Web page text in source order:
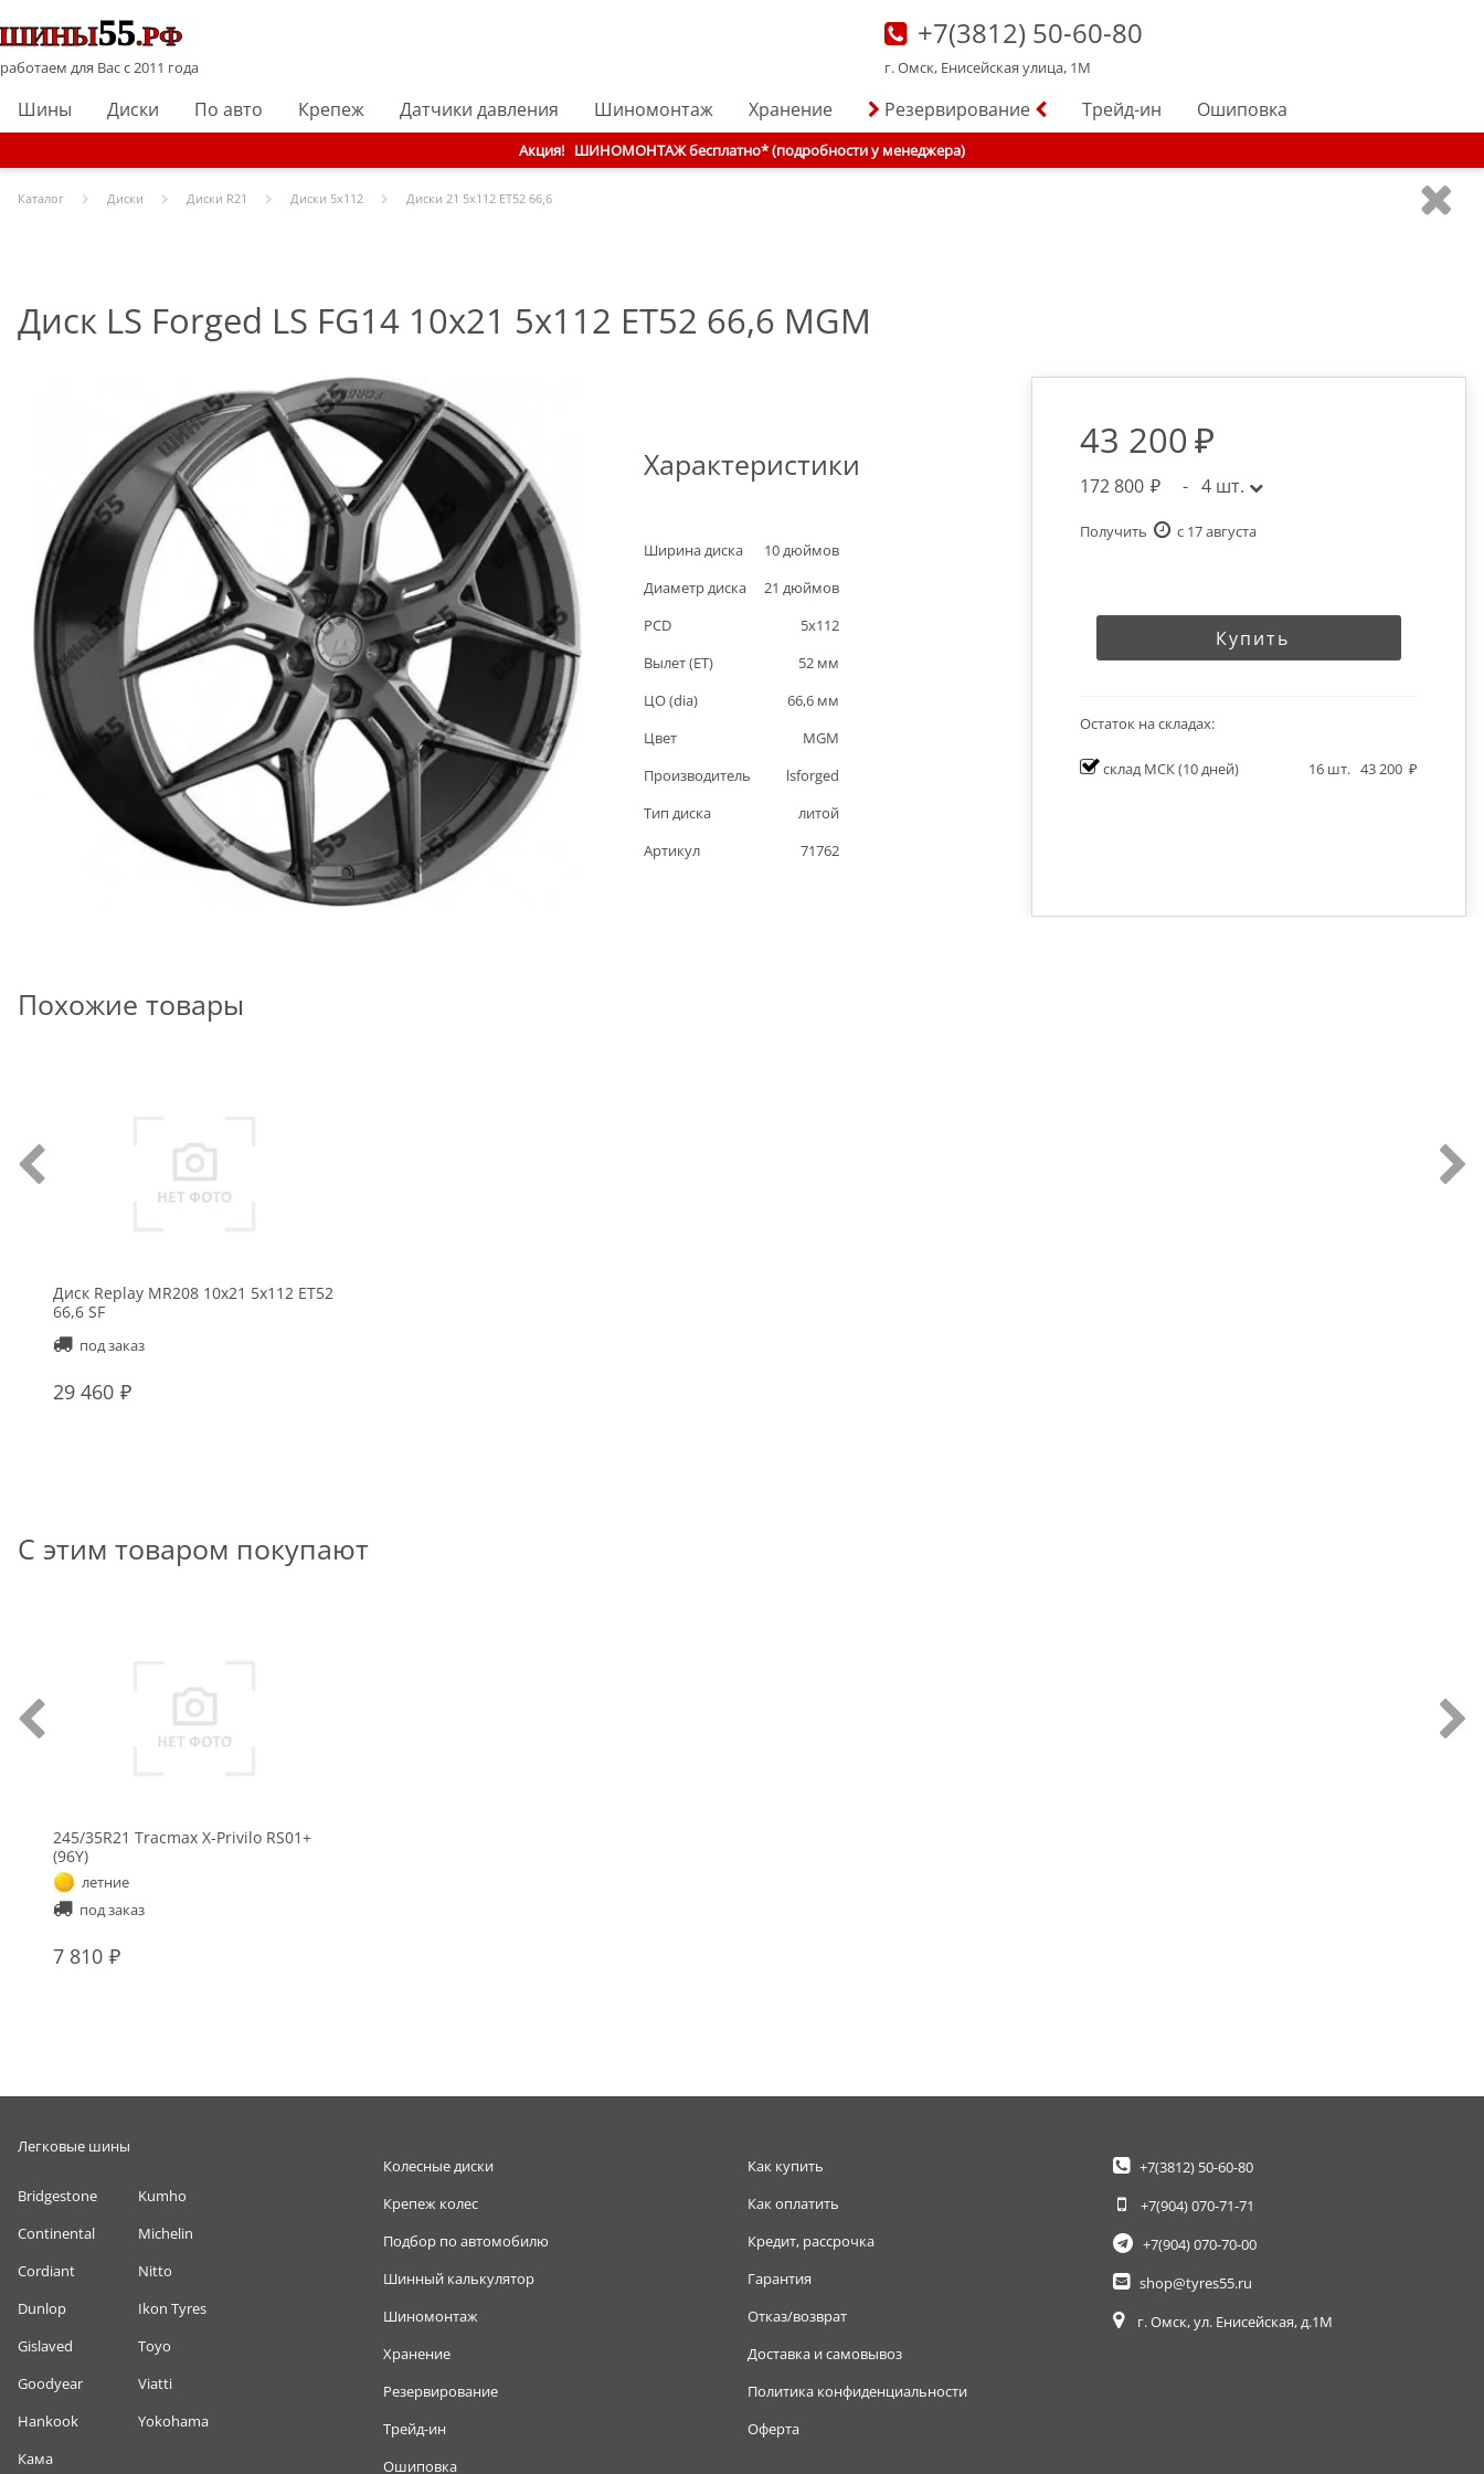
работаем для Вас с 2011 года
+7(3812) 50-60-80
г. Омск, Енисейская улица, 1М
Шины Диски По авто Крепеж Датчики давления Шиномонтаж Хранение Резервирование Трейд-ин Ошиповка
Акция! ШИНОМОНТАЖ бесплатно* (подробности у менеджера)
Каталог Диски Диски R21 Диски 5x112 Диски 21 5x112 ET52 66,6
Диск LS Forged LS FG14 10x21 5x112 ET52 66,6 MGM
Характеристики
Ширина диска 10дюймов
Диаметр диска
21 дюймов
PCD
5x112
Вылет (ET)
52 мм
ЦО (dia)
66,6 мм
Цвет
MGM
Производитель
lsforged
Тип диска
литой
Артикул
71762
43 200
172 800 - 4 шт.
Получить c 17 августа
Купить
Остаток на складах:
склад МСК(10 дней) 16 шт. 43 200
Похожие товары
Диск Replay MR208 10x21 5x112 ET52
66,6 SF
под заказ
29 460
С этим товаром покупают
245/35R21 Tracmax X-Privilo RS01+
(96Y)
летние
под заказ
7 810
Легковые шины
Bridgestone
Continental
Cordiant
Dunlop
Gislaved
Goodyear
Hankook
Кама
Kumho
Michelin
Nitto
Ikon Tyres
Toyo
Viatti
Yokohama
Колесные диски
Крепеж колес
Подбор по автомобилю
Шинный калькулятор
Шиномонтаж
Хранение
Резервирование
Трейд-ин
Ошиповка
Как купить
Как оплатить
Кредит, рассрочка
Гарантия
Отказ/возврат
Доставка и самовывоз
Политика конфиденциальности
Оферта
+7(3812)50-60-80
+7(904)070-71-71
+7(904)070-70-00
shop@tyres55.ru
г. Омск, ул. Енисейская, д.1М